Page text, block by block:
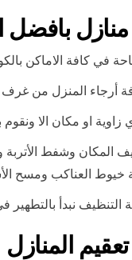
منازل
في كافة الاماكن
أرجاء المنزل من
زاوية او مكان الا
المكان وشفط الأتربة
خيوط العناكب ومسح
التنظيف نبدأ
المنازل